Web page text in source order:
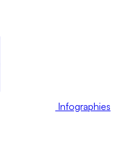
Infographies